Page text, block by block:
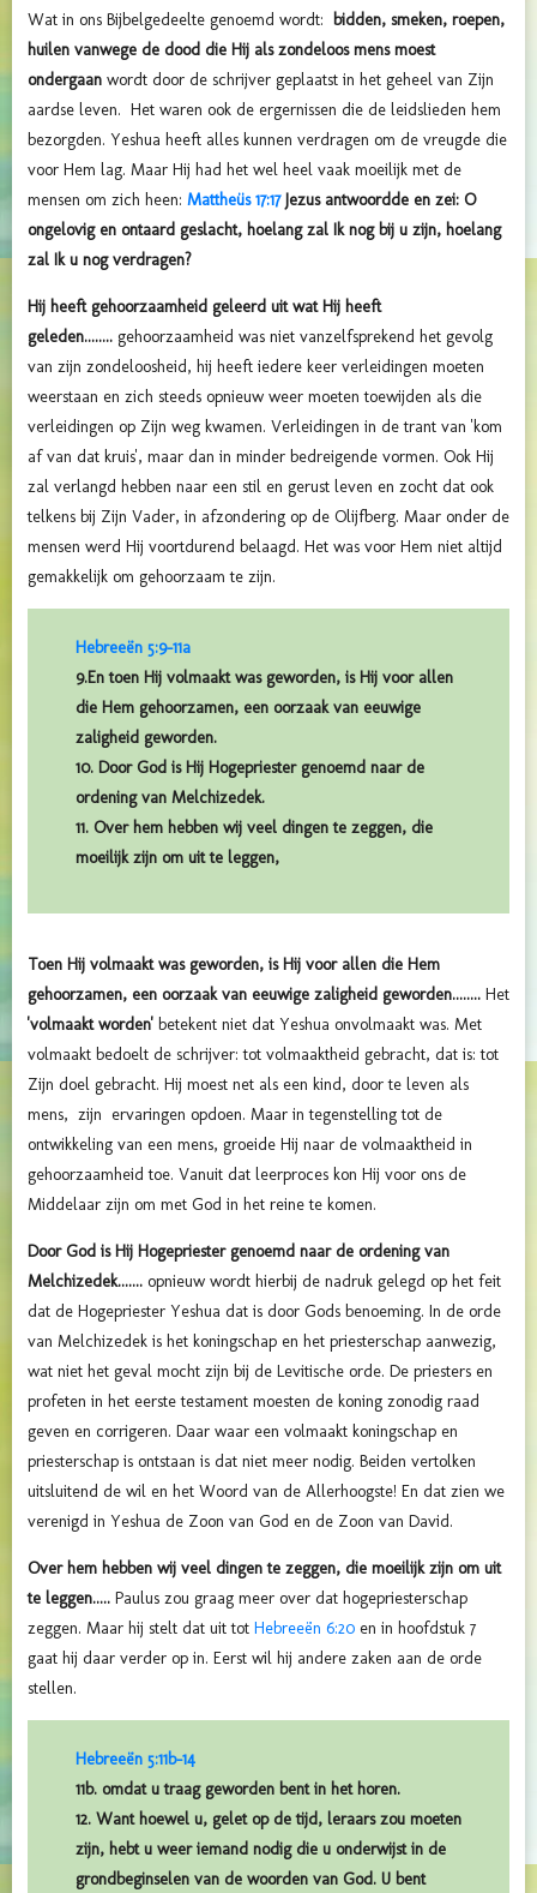
Wat in ons Bijbelgedeelte genoemd wordt: bidden, smeken, roepen,
huilen vanwege de dood die Hij als zondeloos mens moest
ondergaan wordt door de schrijver geplaatst in het geheel van Zijn
aardse leven. Het waren ook de ergernissen die de leidslieden hem
bezorgden. Yeshua heeft alles kunnen verdragen om de vreugde die
voor Hem lag. Maar Hij had het wel heel vaak moeilijk met de
mensen om zich heen: Mattheüs 17:17Jezus antwoordde en zei: O
ongelovig en ontaard geslacht, hoelang zal Ik nog bij u zijn, hoelang
zal Ik u nog verdragen?
Hij heeft gehoorzaamheid geleerd uit wat Hij heeft
geleden........ gehoorzaamheid was niet vanzelfsprekend het gevolg
van zijn zondeloosheid, hij heeft iedere keer verleidingen moeten
weerstaan en zich steeds opnieuw weer moeten toewijden als die
verleidingen op Zijn weg kwamen. Verleidingen in de trant van 'kom
af van dat kruis', maar dan in minder bedreigende vormen. Ook Hij
zal verlangd hebben naar een stil en gerust leven en zocht dat ook
telkens bij Zijn Vader, in afzondering op de Olijfberg. Maar onder de
mensen werd Hij voortdurend belaagd. Het was voor Hem niet altijd
gemakkelijk om gehoorzaam te zijn.
Hebreeën 5:9-11a
9.En toen Hij volmaakt was geworden, is Hij voor allen
die Hem gehoorzamen, een oorzaak van eeuwige
zaligheid geworden.
10. Door God is Hij Hogepriester genoemd naar de
ordening van Melchizedek.
11. Over hem hebben wij veel dingen te zeggen, die
moeilijk zijn om uit te leggen,
Toen Hij volmaakt was geworden, is Hij voor allen die Hem
gehoorzamen, een oorzaak van eeuwige zaligheid geworden........ Het
'volmaakt worden' betekent niet dat Yeshua onvolmaakt was. Met
volmaakt bedoelt de schrijver: tot volmaaktheid gebracht, dat is: tot
Zijn doel gebracht. Hij moest net als een kind, door te leven als
mens, zijn ervaringen opdoen. Maar in tegenstelling tot de
ontwikkeling van een mens, groeide Hij naar de volmaaktheid in
gehoorzaamheid toe. Vanuit dat leerproces kon Hij voor ons de
Middelaar zijn om met God in het reine te komen.
Door God is Hij Hogepriester genoemd naar de ordening van
Melchizedek....... opnieuw wordt hierbij de nadruk gelegd op het feit
dat de Hogepriester Yeshua dat is door Gods benoeming. In de orde
van Melchizedek is het koningschap en het priesterschap aanwezig,
wat niet het geval mocht zijn bij de Levitische orde. De priesters en
profeten in het eerste testament moesten de koning zonodig raad
geven en corrigeren. Daar waar een volmaakt koningschap en
priesterschap is ontstaan is dat niet meer nodig. Beiden vertolken
uitsluitend de wil en het Woord van de Allerhoogste! En dat zien we
verenigd in Yeshua de Zoon van God en de Zoon van David.
Over hem hebben wij veel dingen te zeggen, die moeilijk zijn om uit
te leggen..... Paulus zou graag meer over dat hogepriesterschap
zeggen. Maar hij stelt dat uit tot Hebreeën 6:20 en in hoofdstuk 7
gaat hij daar verder op in. Eerst wil hij andere zaken aan de orde
stellen.
Hebreeën 5:11b-14
11b. omdat u traag geworden bent in het horen.
12. Want hoewel u, gelet op de tijd, leraars zou moeten
zijn, hebt u weer iemand nodig die u onderwijst in de
grondbeginselen van de woorden van God. U bent